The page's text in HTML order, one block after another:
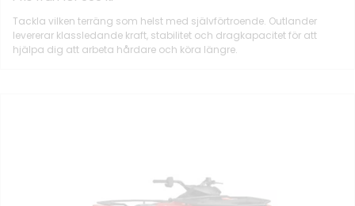
Tackla vilken terräng som helst med självförtroende. Outlander
levererar klassledande kraft, stabilitet och dragkapacitet för att
hjälpa dig att arbeta hårdare och köra längre.